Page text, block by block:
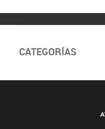
CATEGORÍAS